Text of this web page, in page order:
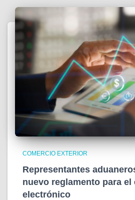
COMERCIO EXTERIOR
Representantes
nuevo reglamento para el
electrónico